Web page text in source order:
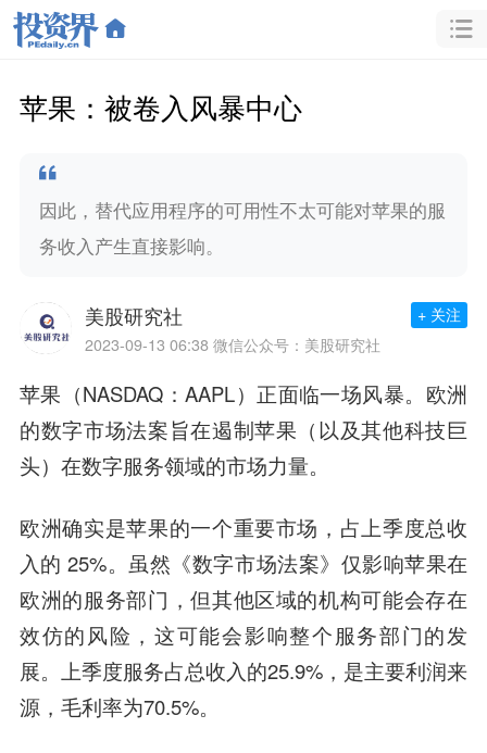
苹果：被卷入风暴中心
因此，替代应用程序的可用性不太可能对苹果的服
务收入产生直接影响。
美股研究社
2023-09-13 06:38 微信公众号：美股研究社
+ 关注
苹果（NASDAQ：AAPL）正面临一场风暴。欧洲
的数字市场法案旨在遏制苹果（以及其他科技巨
头）在数字服务领域的市场力量。
欧洲确实是苹果的一个重要市场，占上季度总收
入的 25%。虽然《数字市场法案》仅影响苹果在
欧洲的服务部门，但其他区域的机构可能会存在
效仿的风险，这可能会影响整个服务部门的发
展。上季度服务占总收入的25.9%，是主要利润来
源，毛利率为70.5%。